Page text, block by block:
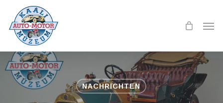
main
content
NACHRICHTEN